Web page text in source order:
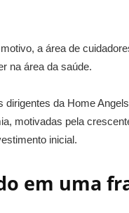
a área de
na área da saúde.
dirigentes da Home
motivadas pela
inicial.
em uma